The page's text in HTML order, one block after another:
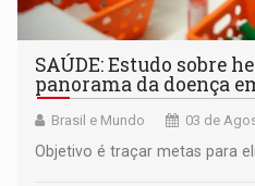
SAÚDE: Estudo sobre
panorama da doença
Brasil e Mundo 03 de
Objetivo é traçar metas para